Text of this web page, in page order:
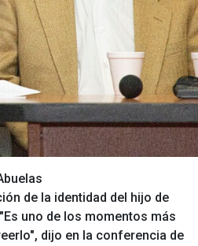
de la identidad del hijo de
uno de los momentos más
dijo en la conferencia de